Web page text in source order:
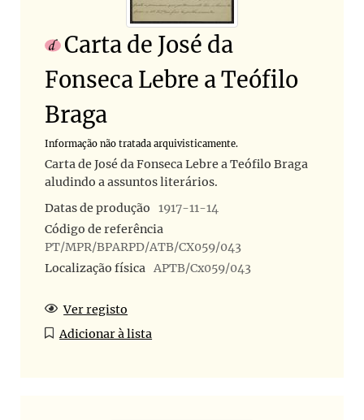
Carta de José da
Fonseca Lebre a Teófilo
Braga
Informação não tratada arquivisticamente.
Carta de José da Fonseca Lebre a Teófilo Braga
aludindo a assuntos literários.
Datas de produção
1917-11-14
Código de referência
PT/MPR/BPARPD/ATB/CX059/043
Localização física APTB/Cx059/043
Ver registo
Adicionar à lista